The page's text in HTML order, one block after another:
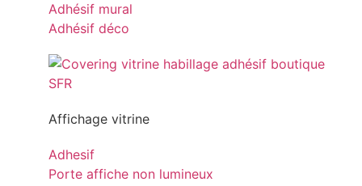
Adhésif mural
Adhésif déco
Affichage vitrine
Adhesif
Porte affiche non lumineux